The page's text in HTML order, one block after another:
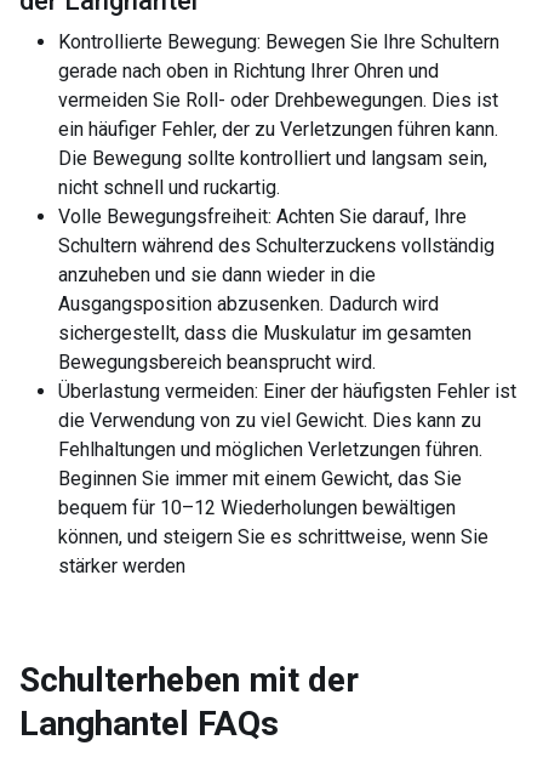
Kontrollierte Bewegung: Bewegen Sie Ihre Schultern
gerade nach oben in Richtung Ihrer Ohren und
vermeiden Sie Roll- oder Drehbewegungen. Dies ist
ein häufiger Fehler, der zu Verletzungen führen kann.
Die Bewegung sollte kontrolliert und langsam sein,
nicht schnell und ruckartig.
Volle Bewegungsfreiheit: Achten Sie darauf, Ihre
Schultern während des Schulterzuckens vollständig
anzuheben und sie dann wieder in die
Ausgangsposition abzusenken. Dadurch wird
sichergestellt, dass die Muskulatur im gesamten
Bewegungsbereich beansprucht wird.
Überlastung vermeiden: Einer der häufigsten Fehler ist
die Verwendung von zu viel Gewicht. Dies kann zu
Fehlhaltungen und möglichen Verletzungen führen.
Beginnen Sie immer mit einem Gewicht, das Sie
bequem für 10–12 Wiederholungen bewältigen
können, und steigern Sie es schrittweise, wenn Sie
stärker werden
Schulterheben mit der
Langhantel FAQs